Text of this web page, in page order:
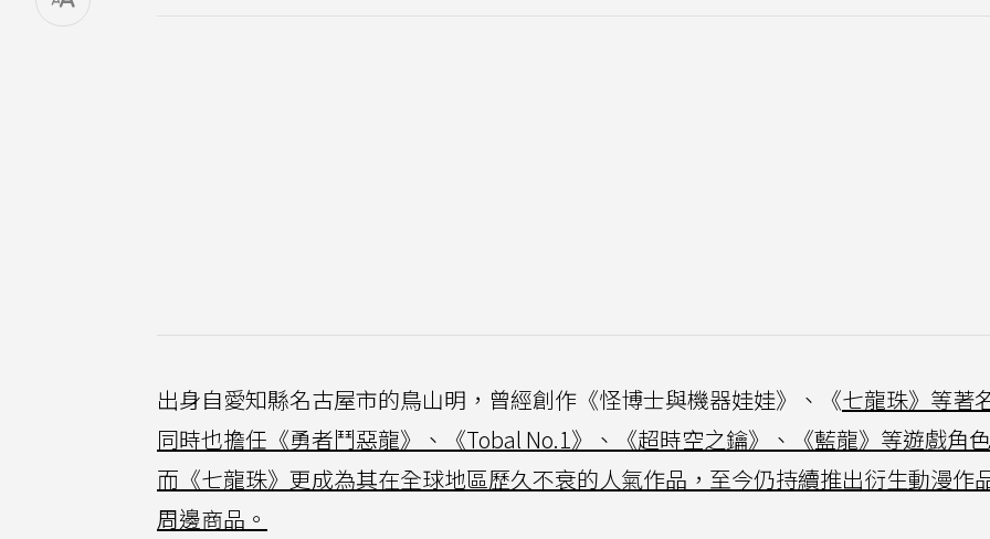
出身自愛知縣名古屋市的鳥山明，曾經創作《怪博士與機器娃娃》、《七龍珠》等著
同時也擔任《勇者鬥惡龍》、《Tobal No.1》、《超時空之鑰》、《藍龍》等遊戲角
而《七龍珠》更成為其在全球地區歷久不衰的人氣作品，至今仍持續推出衍生動漫作
周邊商品。